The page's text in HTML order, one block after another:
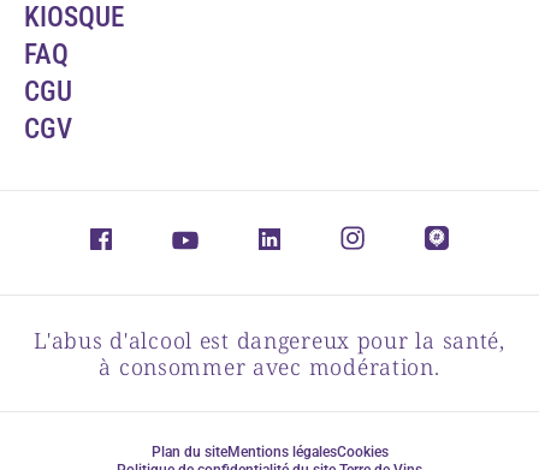
KIOSQUE
FAQ
CGU
CGV
L'abus d'alcool est dangereux pour la santé,
à consommer avec modération.
Plan du siteMentions légalesCookies